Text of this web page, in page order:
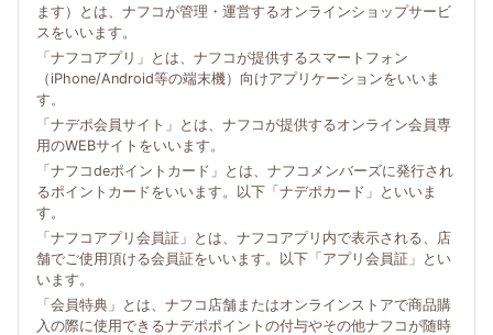
ます）とは、ナフコが管理・運営するオンラインショップサービ
スをいいます。
「ナフコアプリ」とは、ナフコが提供するスマートフォン
（iPhone/Android等の端末機）向けアプリケーションをいいま
す。
「ナデポ会員サイト」とは、ナフコが提供するオンライン会員専
用のWEBサイトをいいます。
「ナフコdeポイントカード」とは、ナフコメンバーズに発行され
るポイントカードをいいます。以下「ナデポカード」といいま
す。
「ナフコアプリ会員証」とは、ナフコアプリ内で表示される、店
舗でご使用頂ける会員証をいいます。以下「アプリ会員証」とい
います。
「会員特典」とは、ナフコ店舗またはオンラインストアで商品購
入の際に使用できるナデポポイントの付与やその他ナフコが随時